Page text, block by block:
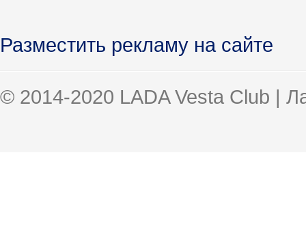
Разместить рекламу на сайте
© 2014-2020 LADA Vesta Club |